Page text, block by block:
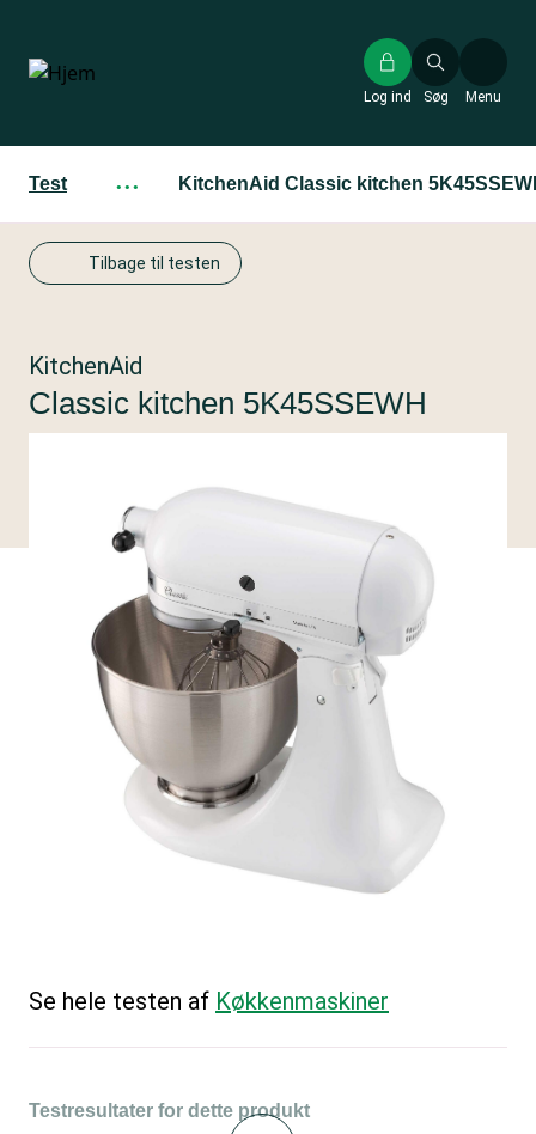
hovedindhold
Søg
Log ind Menu
Test ··· KitchenAid Classic kitchen
Tilbage til testen
KitchenAid
Classic kitchen 5K45SSEWH
Se hele testen af Køkkenmaskiner
Testresultater for dette produkt